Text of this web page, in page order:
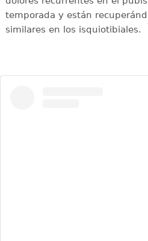
temporada y están
similares en los isquiotibiales.